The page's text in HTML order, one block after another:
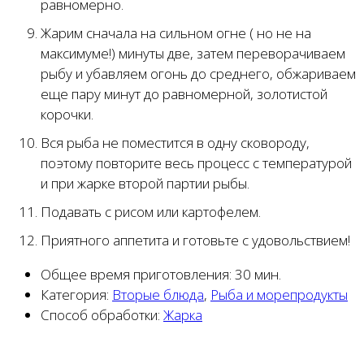
равномерно.
Жарим сначала на сильном огне ( но не на
максимуме!) минуты две, затем переворачиваем
рыбу и убавляем огонь до среднего, обжариваем
еще пару минут до равномерной, золотистой
корочки.
Вся рыба не поместится в одну сковороду,
поэтому повторите весь процесс с температурой
и при жарке второй партии рыбы.
Подавать с рисом или картофелем.
Приятного аппетита и готовьте с удовольствием!
Общее время приготовления: 30 мин.
Категория: Вторые блюда, Рыба и морепродукты
Способ обработки: Жарка